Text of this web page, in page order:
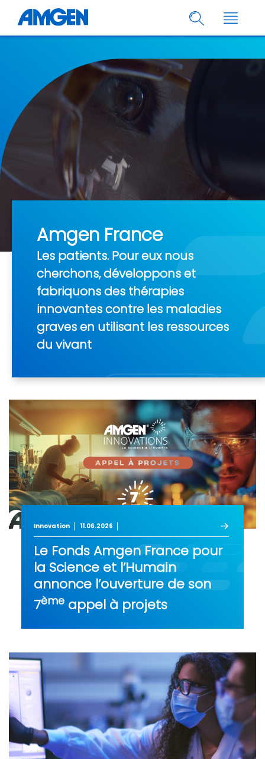
Amgen France
Les patients. Pour eux nous
cherchons, développons et
fabriquons des thérapies
innovantes contre les maladies
graves en utilisant les ressources
du vivant
Innovation 11.06.2026
Le Fonds Amgen France pour
la Science et l’Humain
annonce l’ouverture de son
7èmeappel à projets